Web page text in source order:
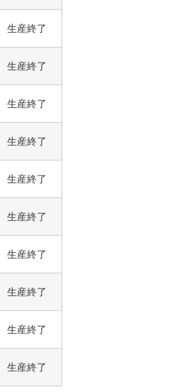
生産終了
生産終了
生産終了
生産終了
生産終了
生産終了
生産終了
生産終了
生産終了
生産終了